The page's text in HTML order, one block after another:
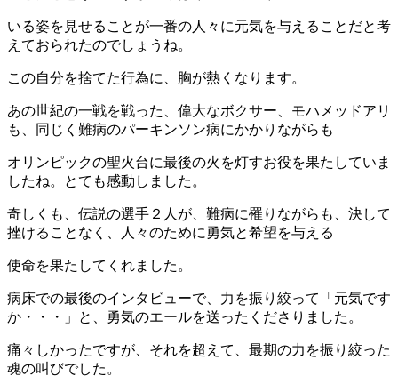
いる姿を見せることが一番の人々に元気を与えることだと考
えておられたのでしょうね。
この自分を捨てた行為に、胸が熱くなります。
あの世紀の一戦を戦った、偉大なボクサー、モハメッドアリ
も、同じく難病のパーキンソン病にかかりながらも
オリンピックの聖火台に最後の火を灯すお役を果たしていま
したね。とても感動しました。
奇しくも、伝説の選手２人が、難病に罹りながらも、決して
挫けることなく、人々のために勇気と希望を与える
使命を果たしてくれました。
病床での最後のインタビューで、力を振り絞って「元気です
か・・・」と、勇気のエールを送ったくださりました。
痛々しかったですが、それを超えて、最期の力を振り絞った
魂の叫びでした。